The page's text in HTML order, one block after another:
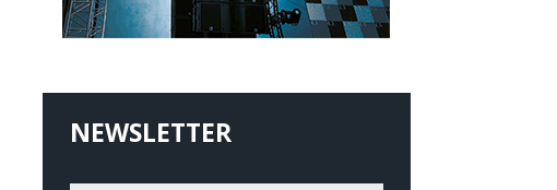
NEWSLETTER